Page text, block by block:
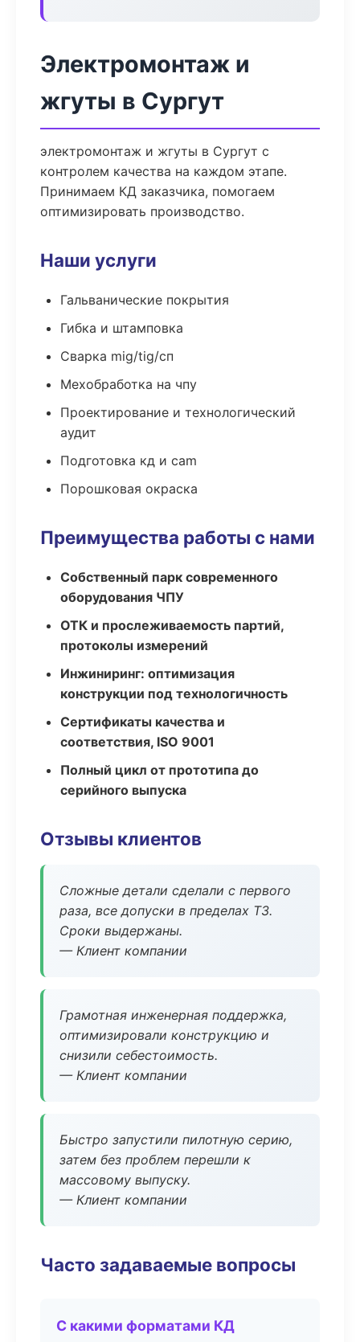
Электромонтаж и
жгуты в Сургут
электромонтаж и жгуты в Сургут с
контролем качества на каждом этапе.
Принимаем КД заказчика, помогаем
оптимизировать производство.
Наши услуги
Гальванические покрытия
Гибка и штамповка
Сварка mig/tig/сп
Мехобработка на чпу
Проектирование и технологический
аудит
Подготовка кд и cam
Порошковая окраска
Преимущества работы с нами
Собственный парк современного
оборудования ЧПУ
ОТК и прослеживаемость партий,
протоколы измерений
Инжиниринг: оптимизация
конструкции под технологичность
Сертификаты качества и
соответствия, ISO 9001
Полный цикл от прототипа до
серийного выпуска
Отзывы клиентов
Сложные детали сделали с первого
раза, все допуски в пределах ТЗ.
Сроки выдержаны.
— Клиент компании
Грамотная инженерная поддержка,
оптимизировали конструкцию и
снизили себестоимость.
— Клиент компании
Быстро запустили пилотную серию,
затем без проблем перешли к
массовому выпуску.
— Клиент компании
Часто задаваемые вопросы
С какими форматами КД